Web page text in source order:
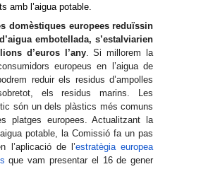
amb l’aigua potable.
domèstiques europees reduïssin
embotellada, s’estalviarien
d’euros l’any. Si millorem la
europeus en l’aigua de
reduir els residus d’ampolles
els residus marins. Les
són un dels plàstics més comuns
platges europees. Actualitzant la
potable, la Comissió fa un pas
l’aplicació de l’estratègia europea
que vam presentar el 16 de gener